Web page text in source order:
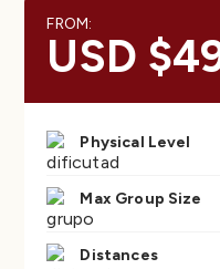
FROM:
USD
Physical Level
Max Group Size
Distances